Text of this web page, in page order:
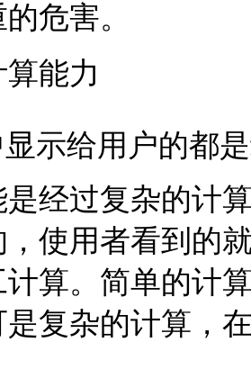
危害。
能力
显示给用户的都
经过复杂的计
使用者看到的
算。简单的计
复杂的计算，